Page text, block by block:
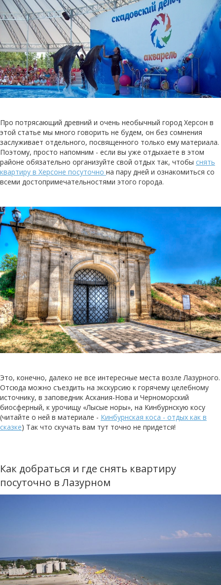
Про потрясающий древний и очень необычный город Херсон в
этой статье мы много говорить не будем, он без сомнения
заслуживает отдельного, посвященного только ему материала.
Поэтому, просто напомним - если вы уже отдыхаете в этом
районе обязательно организуйте свой отдых так, чтобы снять
квартиру в Херсоне посуточно на пару дней и ознакомиться со
всеми достопримечательностями этого города.
Это, конечно, далеко не все интересные места возле Лазурного.
Отсюда можно съездить на экскурсию к горячему целебному
источнику, в заповедник Аскания-Нова и Черноморский
биосферный, к урочищу «Лысые норы», на Кинбурнскую косу
(читайте о ней в материале - Кинбурнская коса - отдых как в
сказке) Так что скучать вам тут точно не придется!
Как добраться и где снять квартиру
посуточно в Лазурном